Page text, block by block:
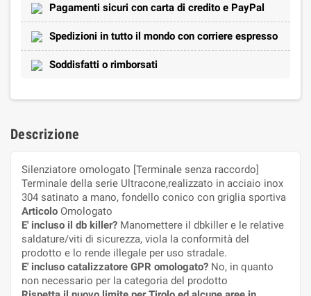
Pagamenti sicuri con carta di credito e PayPal
Spedizioni in tutto il mondo con corriere espresso
Soddisfatti o rimborsati
Descrizione
Silenziatore omologato [Terminale senza raccordo]
Terminale della serie Ultracone,realizzato in acciaio inox
304 satinato a mano, fondello conico con griglia sportiva
Articolo Omologato
E' incluso il db killer? Manomettere il dbkiller e le relative
saldature/viti di sicurezza, viola la conformità del
prodotto e lo rende illegale per uso stradale.
E' incluso catalizzatore GPR omologato? No, in quanto
non necessario per la categoria del prodotto